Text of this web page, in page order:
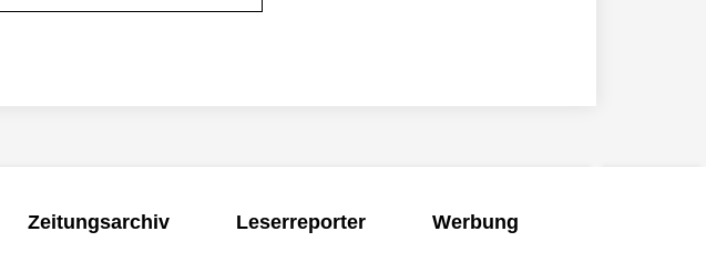
Zeitungsarchiv Leserreporter
Werbung